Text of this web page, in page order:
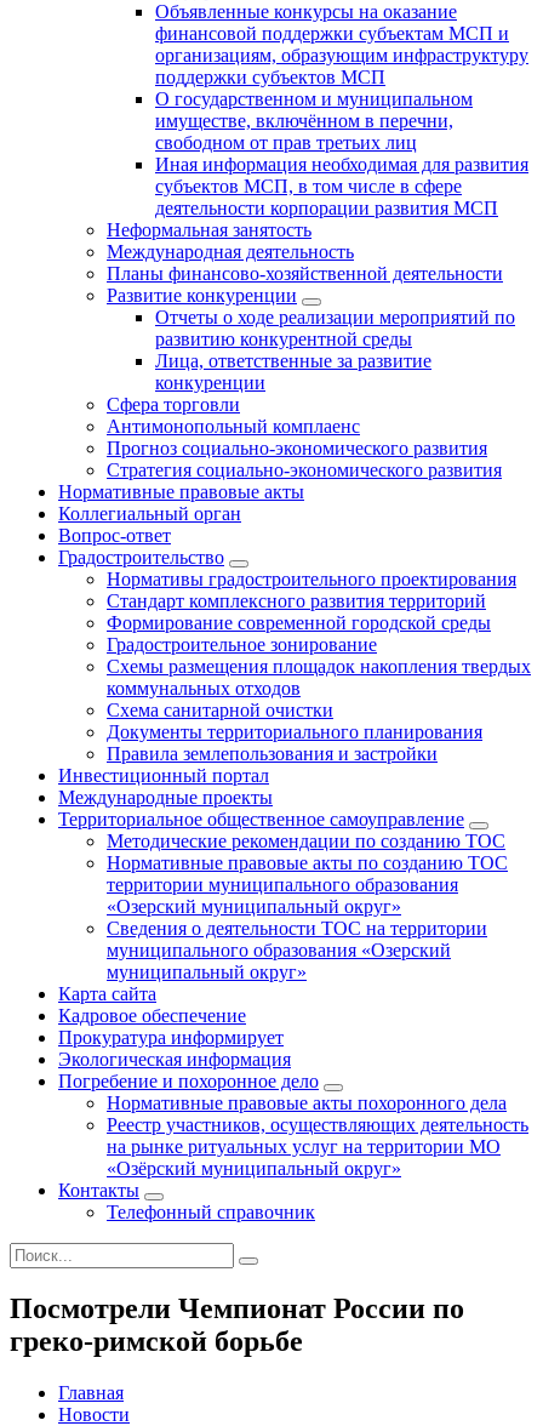
Объявленные конкурсы на оказание
финансовой поддержки субъектам МСП и
организациям, образующим инфраструктуру
поддержки субъектов МСП
О государственном и муниципальном
имуществе, включённом в перечни,
свободном от прав третьих лиц
Иная информация необходимая для развития
субъектов МСП, в том числе в сфере
деятельности корпорации развития МСП
Неформальная занятость
Международная деятельность
Планы финансово-хозяйственной деятельности
Развитие конкуренции
Отчеты о ходе реализации мероприятий по
развитию конкурентной среды
Лица, ответственные за развитие
конкуренции
Сфера торговли
Антимонопольный комплаенс
Прогноз социально-экономического развития
Стратегия социально-экономического развития
Нормативные правовые акты
Коллегиальный орган
Вопрос-ответ
Градостроительство
Нормативы градостроительного проектирования
Стандарт комплексного развития территорий
Формирование современной городской среды
Градостроительное зонирование
Схемы размещения площадок накопления твердых
коммунальных отходов
Схема санитарной очистки
Документы территориального планирования
Правила землепользования и застройки
Инвестиционный портал
Международные проекты
Территориальное общественное самоуправление
Методические рекомендации по созданию ТОС
Нормативные правовые акты по созданию ТОС
территории муниципального образования
«Озерский муниципальный округ»
Сведения о деятельности ТОС на территории
муниципального образования «Озерский
муниципальный округ»
Карта сайта
Кадровое обеспечение
Прокуратура информирует
Экологическая информация
Погребение и похоронное дело
Нормативные правовые акты похоронного дела
Реестр участников, осуществляющих деятельность
на рынке ритуальных услуг на территории МО
«Озёрский муниципальный округ»
Контакты
Телефонный справочник
Посмотрели Чемпионат России по
греко-римской борьбе
Главная
Новости